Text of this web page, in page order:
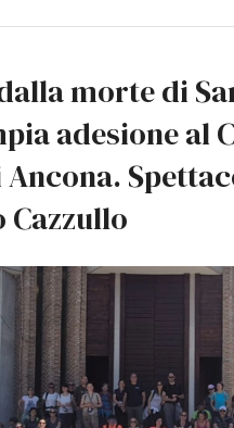
morte di
adesione al
Cazzullo